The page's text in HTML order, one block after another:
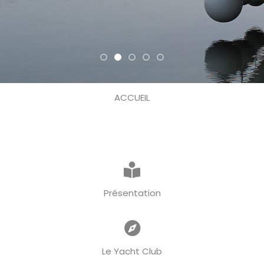
ACCUEIL
Présentation
Le Yacht Club